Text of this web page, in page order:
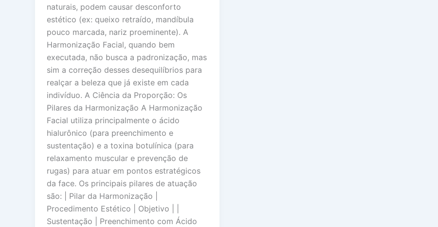
naturais, podem causar desconforto
estético (ex: queixo retraído, mandíbula
pouco marcada, nariz proeminente). A
Harmonização Facial, quando bem
executada, não busca a padronização, mas
sim a correção desses desequilíbrios para
realçar a beleza que já existe em cada
indivíduo. A Ciência da Proporção: Os
Pilares da Harmonização A Harmonização
Facial utiliza principalmente o ácido
hialurônico (para preenchimento e
sustentação) e a toxina botulínica (para
relaxamento muscular e prevenção de
rugas) para atuar em pontos estratégicos
da face. Os principais pilares de atuação
são: | Pilar da Harmonização |
Procedimento Estético | Objetivo | |
Sustentação | Preenchimento com Ácido